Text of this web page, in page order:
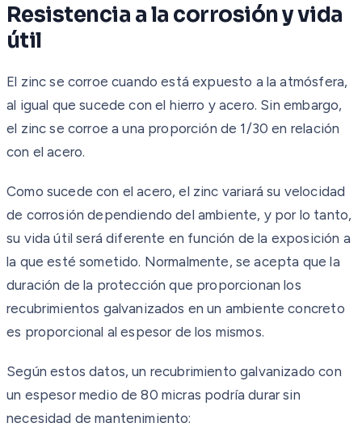
Resistencia a la corrosión y vida
útil
El zinc se corroe cuando está expuesto a la atmósfera,
al igual que sucede con el hierro y acero. Sin embargo,
el zinc se corroe a una proporción de 1/30 en relación
con el acero.
Como sucede con el acero, el zinc variará su velocidad
de corrosión dependiendo del ambiente, y por lo tanto,
su vida útil será diferente en función de la exposición a
la que esté sometido. Normalmente, se acepta que la
duración de la protección que proporcionan los
recubrimientos galvanizados en un ambiente concreto
es proporcional al espesor de los mismos.
Según estos datos, un recubrimiento galvanizado con
un espesor medio de 80 micras podría durar sin
necesidad de mantenimiento: